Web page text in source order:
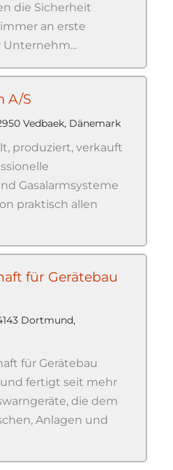
die Sicherheit
an erste
Unternehm...
A/S
Vedbaek, Dänemark
produziert, verkauft
Gasalarmsysteme
praktisch allen
für Gerätebau
Dortmund,
für Gerätebau
fertigt seit mehr
die dem
Anlagen und